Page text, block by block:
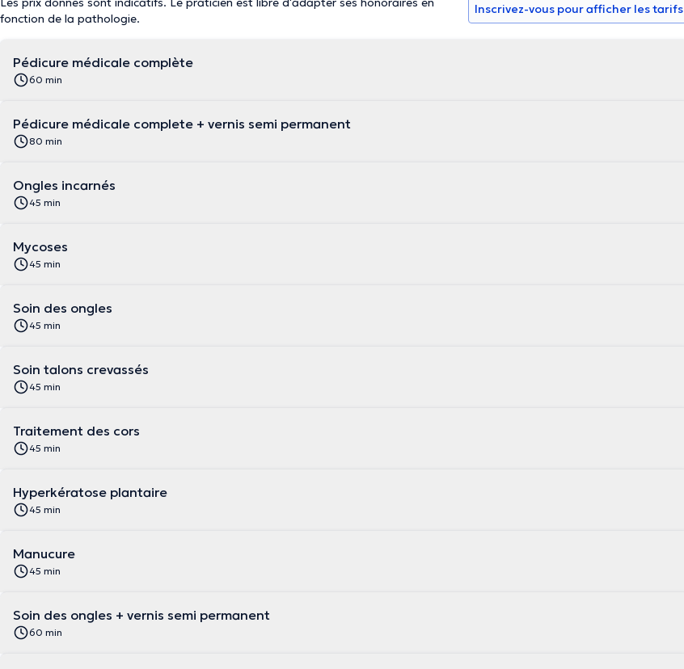
fonction de la pathologie.
Inscrivez-vous pour afficher les tarifs
Pédicure médicale complète
60 min
Pédicure médicale complete + vernis semi permanent
80 min
Ongles incarnés
45 min
Mycoses
45 min
Soin des ongles
45 min
Soin talons crevassés
45 min
Traitement des cors
45 min
Hyperkératose plantaire
45 min
Manucure
45 min
Soin des ongles + vernis semi permanent
60 min